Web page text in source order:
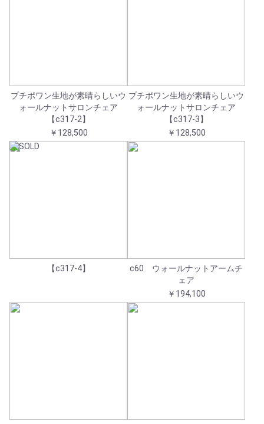
プチポワン生地が素晴らしいウ
ォールナットサロンチェア
【c317-2】
￥128,500
プチポワン生地が素晴らしいウ
ォールナットサロンチェア
【c317-3】
￥128,500
【c317-4】
c60 ウォールナットアームチ
ェア
￥194,100